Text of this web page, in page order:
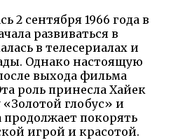
2 сентября 1966 года в
развиваться в
в телесериалах и
Однако настоящую
выхода фильма
роль принесла Хайек
глобус» и
покорять
игрой и красотой.